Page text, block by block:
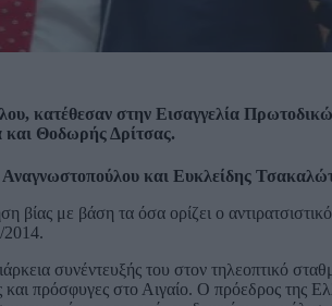
κατέθεσαν στην Εισαγγελία
και Θοδωρής Δρίτσας.
και Ευκλείδης
με βάση τα όσα ορίζει ο
συνέντευξής του στον τηλεοπτικό
πρόσφυγες στο Αιγαίο. Ο πρόεδρος της